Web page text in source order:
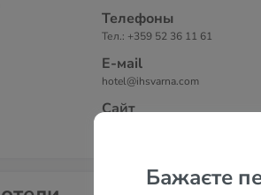
Бажаєте
Телефоны
Тел.: +359 52 36 11 61
Е-маil
hotel@ihsvarna.com
Сайт